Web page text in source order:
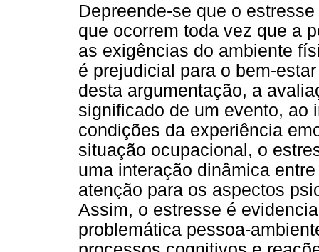
Depreende-se que o
que ocorrem toda vez que a
as exigências do ambiente
é prejudicial para o bem-
desta argumentação, a
significado de um evento, ao
condições da experiência
situação ocupacional, o
uma interação dinâmica
atenção para os aspectos
Assim, o estresse é
problemática pessoa-